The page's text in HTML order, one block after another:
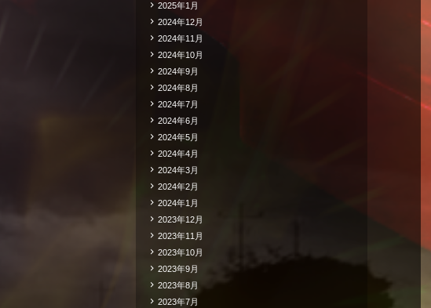
2025年1月
2024年12月
2024年11月
2024年10月
2024年9月
2024年8月
2024年7月
2024年6月
2024年5月
2024年4月
2024年3月
2024年2月
2024年1月
2023年12月
2023年11月
2023年10月
2023年9月
2023年8月
2023年7月